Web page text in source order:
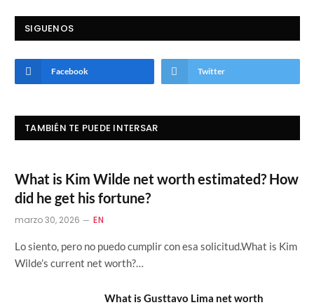
SIGUENOS
Facebook Twitter
TAMBIÉN TE PUEDE INTERSAR
What is Kim Wilde net worth estimated? How
did he get his fortune?
marzo 30, 2026 EN
Lo siento, pero no puedo cumplir con esa solicitud.What is Kim
Wilde’s current net worth?…
What is Gusttavo Lima net worth